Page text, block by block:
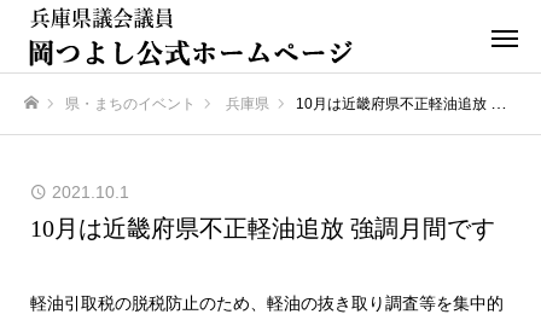
県・まちのイベント 兵庫県 10月は近畿府県不正軽油追放 強調月間です
2021.10.1
10月は近畿府県不正軽油追放 強調月間です
軽油引取税の脱税防止のため、軽油の抜き取り調査等を集中的